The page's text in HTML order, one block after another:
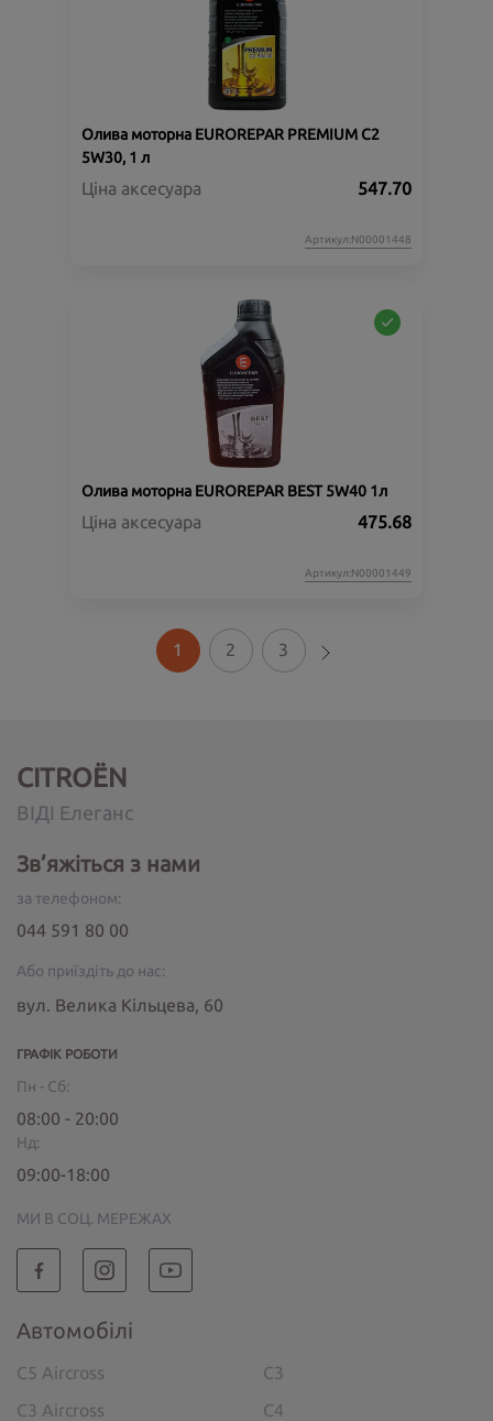
Олива моторна EUROREPAR PREMIUM C2
5W30, 1 л
Ціна аксесуара 547.70
Артикул:N00001448
Олива моторна EUROREPAR BEST 5W40 1л
Ціна аксесуара 475.68
Артикул:N00001449
1 2 3
CITROËN
ВІДІ Елеганс
Зв’яжіться з нами
за телефоном:
044 591 80 00
Або приїздіть до нас:
вул. Велика Кільцева, 60
ГРАФІК РОБОТИ
Пн - Сб:
08:00 - 20:00
Нд:
09:00-18:00
МИ В СОЦ. МЕРЕЖАХ
Автомобілі
C5 Aircross
C3
C3 Aircross
C4